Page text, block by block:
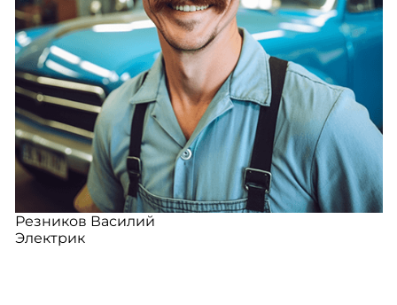
Резников Василий
Электрик